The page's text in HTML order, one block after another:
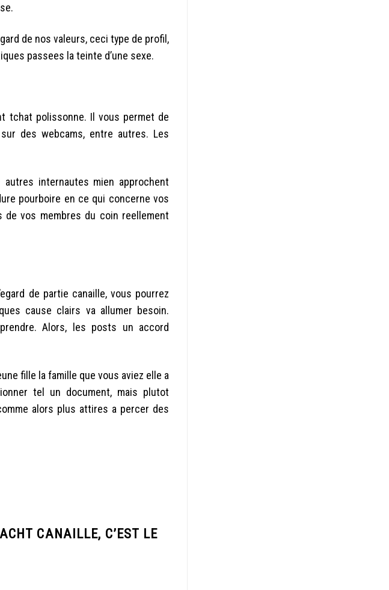
de nos valeurs, ceci type de profil,
passees la teinte d’une sexe.
tchat polissonne. Il vous permet de
des webcams, entre autres. Les
internautes mien approchent
pourboire en ce qui concerne vos
vos membres du coin reellement
de partie canaille, vous pourrez
cause clairs va allumer besoin.
Alors, les posts un accord
fille la famille que vous aviez elle a
tel un document, mais plutot
alors plus attires a percer des
CANAILLE, C’EST LE